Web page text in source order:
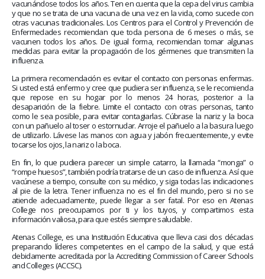
vacunándose todos los años. Ten en cuenta que la cepa del virus cambia
y que no se trata de una vacuna de una vez en la vida, como sucede con
otras vacunas tradicionales. Los Centros para el Control y Prevención de
Enfermedades recomiendan que toda persona de 6 meses o más, se
vacunen todos los años. De igual forma, recomiendan tomar algunas
medidas para evitar la propagación de los gérmenes que transmiten la
influenza.
La primera recomendación es evitar el contacto con personas enfermas.
Si usted está enfermo y cree que pudiera ser influenza, se le recomienda
que repose en su hogar por lo menos 24 horas, posterior a la
desaparición de la fiebre. Limite el contacto con otras personas, tanto
como le sea posible, para evitar contagiarlas. Cúbrase la nariz y la boca
con un pañuelo al toser o estornudar. Arroje el pañuelo a la basura luego
de utilizarlo. Lávese las manos con agua y jabón frecuentemente, y evite
tocarse los ojos, la nariz o la boca.
En fin, lo que pudiera parecer un simple catarro, la llamada “monga” o
“rompe huesos”, también podría tratarse de un caso de influenza. Así que
vacúnese a tiempo, consulte con su médico, y siga todas las indicaciones
al pie de la letra. Tener influenza no es el fin del mundo, pero si no se
atiende adecuadamente, puede llegar a ser fatal. Por eso en Atenas
College nos preocupamos por ti y los tuyos, y compartimos esta
información valiosa, para que estés siempre saludable.
Atenas College, es una Institución Educativa que lleva casi dos décadas
preparando líderes competentes en el campo de la salud, y que está
debidamente acreditada por la Accrediting Commission of Career Schools
and Colleges (ACCSC).